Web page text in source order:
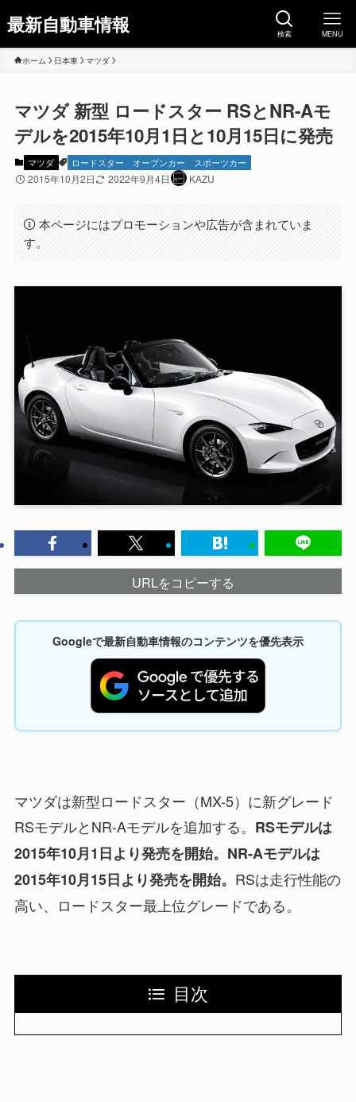
最新自動車情報 検索 MENU
ホーム 日本車 マツダ
マツダ 新型 ロードスター RSとNR-Aモ
デルを2015年10月1日と10月15日に発売
マツダ ロードスター オープンカー スポーツカー
2015年10月2日 2022年9月4日 KAZU
本ページにはプロモーションや広告が含まれていま
す。
URLをコピーする
Googleで最新自動車情報のコンテンツを優先表示
マツダは新型ロードスター（MX-5）に新グレード
RSモデルとNR-Aモデルを追加する。 RSモデルは
2015年10月1日より発売を開始。 NR-Aモデルは
2015年10月15日より発売を開始。 RSは走行性能の
高い、ロードスター最上位グレードである。
目次